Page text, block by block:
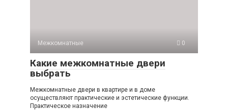
Межкомнатные 0
Какие межкомнатные двери
выбрать
Межкомнатные двери в квартире и в доме
осуществляют практические и эстетические функции.
Практическое назначение